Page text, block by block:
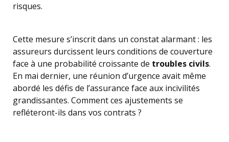
risques.
Cette mesure s’inscrit dans un constat alarmant : les
assureurs durcissent leurs conditions de couverture
face à une probabilité croissante de troubles civils.
En mai dernier, une réunion d’urgence avait même
abordé les défis de l’assurance face aux incivilités
grandissantes. Comment ces ajustements se
refléteront-ils dans vos contrats ?